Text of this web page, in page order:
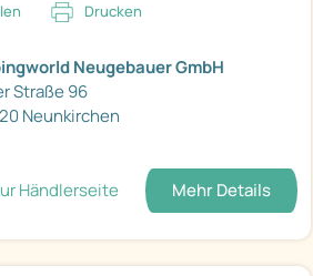
Drucken
Neugebauer GmbH
Straße 96
Neunkirchen
Händlerseite Mehr Details